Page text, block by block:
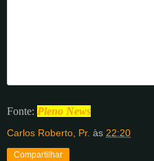
Fonte: Pleno News
Carlos Roberto, Pr. às 22:20
Compartilhar